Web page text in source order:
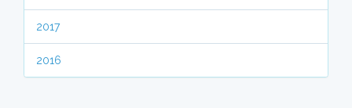
2017
2016